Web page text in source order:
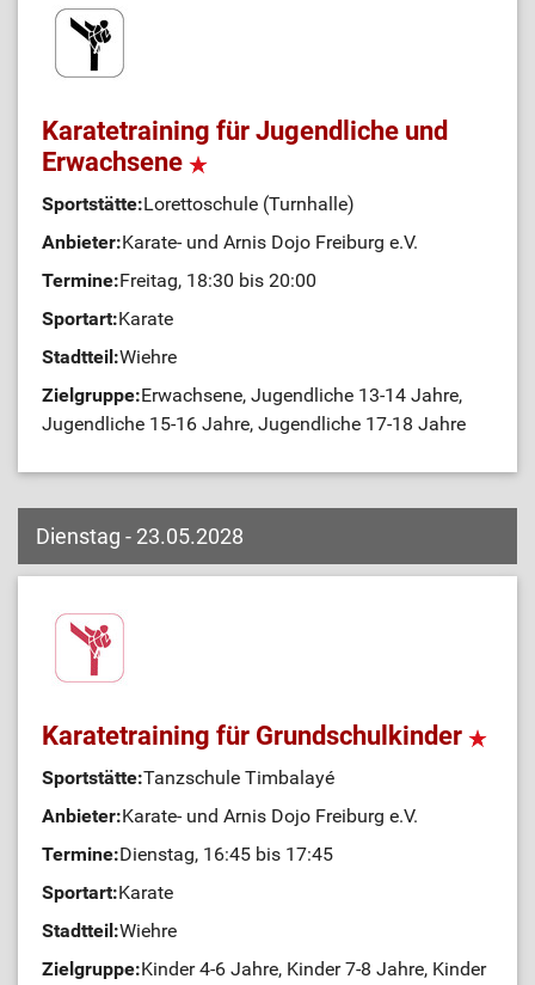
Karatetraining für Jugendliche und
Erwachsene
Sportstätte:Lorettoschule (Turnhalle)
Anbieter:Karate- und Arnis Dojo Freiburg e.V.
Termine:Freitag, 18:30 bis 20:00
Sportart:Karate
Stadtteil:Wiehre
Zielgruppe:Erwachsene, Jugendliche 13-14 Jahre,
Jugendliche 15-16 Jahre, Jugendliche 17-18 Jahre
Dienstag - 23.05.2028
Karatetraining für Grundschulkinder
Sportstätte:Tanzschule Timbalayé
Anbieter:Karate- und Arnis Dojo Freiburg e.V.
Termine:Dienstag, 16:45 bis 17:45
Sportart:Karate
Stadtteil:Wiehre
Zielgruppe:Kinder 4-6 Jahre, Kinder 7-8 Jahre, Kinder